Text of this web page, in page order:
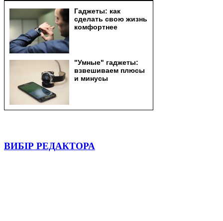
ВИБІР РЕДАКТОРА